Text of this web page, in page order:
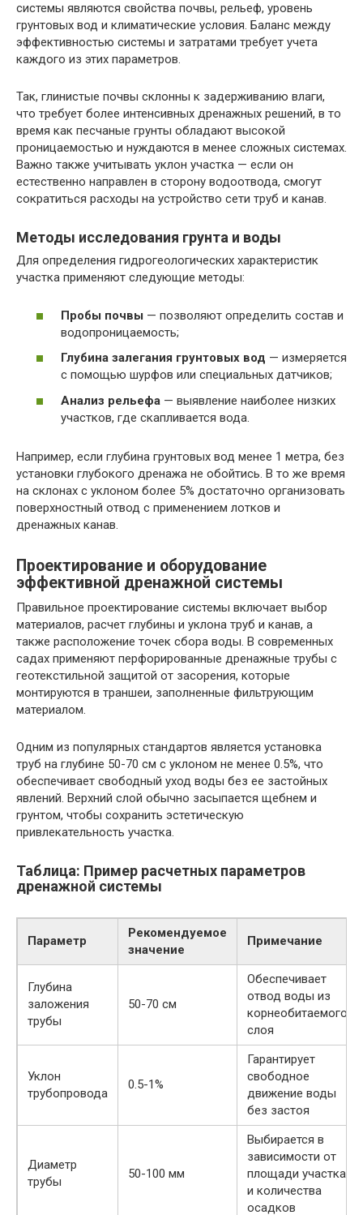
системы являются свойства почвы, рельеф, уровень
грунтовых вод и климатические условия. Баланс между
эффективностью системы и затратами требует учета
каждого из этих параметров.
Так, глинистые почвы склонны к задерживанию влаги,
что требует более интенсивных дренажных решений, в то
время как песчаные грунты обладают высокой
проницаемостью и нуждаются в менее сложных системах.
Важно также учитывать уклон участка — если он
естественно направлен в сторону водоотвода, смогут
сократиться расходы на устройство сети труб и канав.
Методы исследования грунта и воды
Для определения гидрогеологических характеристик
участка применяют следующие методы:
Пробы почвы — позволяют определить состав и
водопроницаемость;
Глубина залегания грунтовых вод — измеряется
с помощью шурфов или специальных датчиков;
Анализ рельефа — выявление наиболее низких
участков, где скапливается вода.
Например, если глубина грунтовых вод менее 1 метра, без
установки глубокого дренажа не обойтись. В то же время
на склонах с уклоном более 5% достаточно организовать
поверхностный отвод с применением лотков и
дренажных канав.
Проектирование и оборудование
эффективной дренажной системы
Правильное проектирование системы включает выбор
материалов, расчет глубины и уклона труб и канав, а
также расположение точек сбора воды. В современных
садах применяют перфорированные дренажные трубы с
геотекстильной защитой от засорения, которые
монтируются в траншеи, заполненные фильтрующим
материалом.
Одним из популярных стандартов является установка
труб на глубине 50-70 см с уклоном не менее 0.5%, что
обеспечивает свободный уход воды без ее застойных
явлений. Верхний слой обычно засыпается щебнем и
грунтом, чтобы сохранить эстетическую
привлекательность участка.
Таблица: Пример расчетных параметров
дренажной системы
Параметр
Рекомендуемое
значение
Примечание
Глубина
заложения
трубы
50-70 см
Обеспечивает
отвод воды из
корнеобитаемого
слоя
Уклон
трубопровода
0.5-1%
Гарантирует
свободное
движение воды
без застоя
Диаметр
трубы
50-100 мм
Выбирается в
зависимости от
площади участка
и количества
осадков